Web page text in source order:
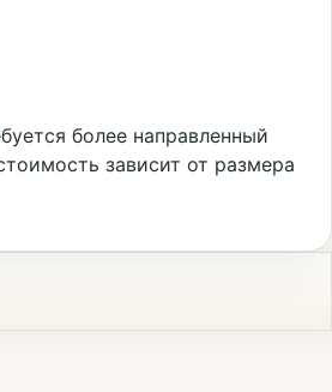
более направленный
зависит от размера